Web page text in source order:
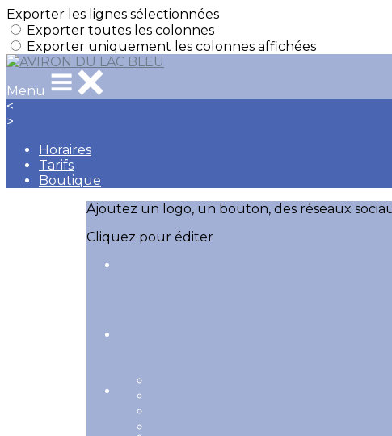
Exporter les lignes sélectionnées
Exporter toutes les colonnes
Exporter uniquement les colonnes affichées
Menu
<
>
Horaires
Tarifs
Boutique
Ajoutez un logo, un bouton, des réseaux
Cliquez pour éditer